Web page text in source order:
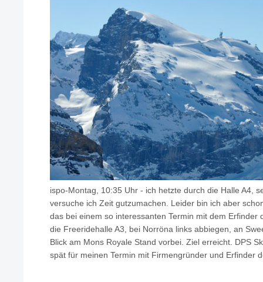
ispo-Montag, 10:35 Uhr - ich hetzte durch die Halle A4,
versuche ich Zeit gutzumachen. Leider bin ich aber
das bei einem so interessanten Termin mit dem Erfinder
die Freeridehalle A3, bei Norröna links abbiegen, an
Blick am Mons Royale Stand vorbei. Ziel erreicht. DPS
spät für meinen Termin mit Firmengründer und Erfinder